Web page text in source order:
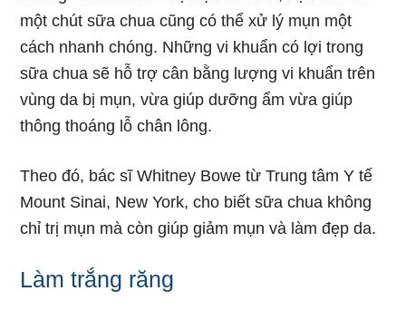
một chút sữa chua cũng có thể xử lý mụn một
cách nhanh chóng. Những vi khuẩn có lợi trong
sữa chua sẽ hỗ trợ cân bằng lượng vi khuẩn trên
vùng da bị mụn, vừa giúp dưỡng ẩm vừa giúp
thông thoáng lỗ chân lông.
Theo đó, bác sĩ Whitney Bowe từ Trung tâm Y tế
Mount Sinai, New York, cho biết sữa chua không
chỉ trị mụn mà còn giúp giảm mụn và làm đẹp da.
Làm trắng răng